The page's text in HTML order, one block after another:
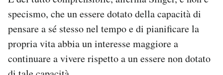
specismo, che un essere dotato della capacità di
pensare a sé stesso nel tempo e di pianificare la
propria vita abbia un interesse maggiore a
continuare a vivere rispetto a un essere non dotato